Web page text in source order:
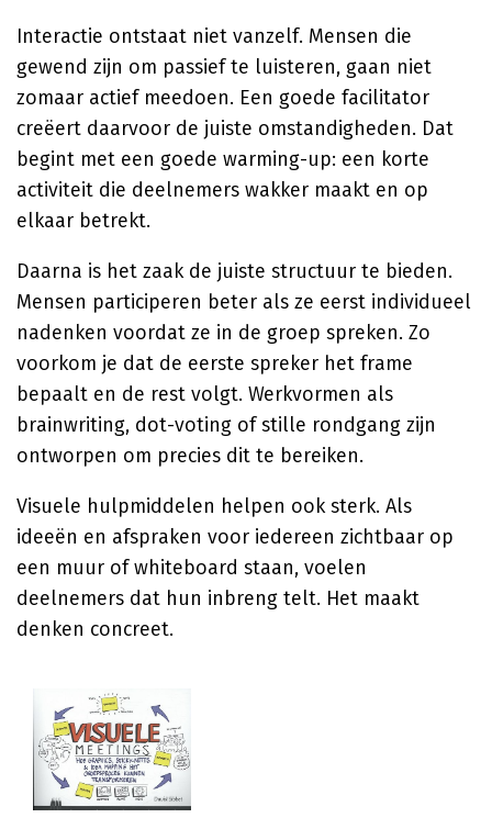
Interactie ontstaat niet vanzelf. Mensen die
gewend zijn om passief te luisteren, gaan niet
zomaar actief meedoen. Een goede facilitator
creëert daarvoor de juiste omstandigheden. Dat
begint met een goede warming-up: een korte
activiteit die deelnemers wakker maakt en op
elkaar betrekt.
Daarna is het zaak de juiste structuur te bieden.
Mensen participeren beter als ze eerst individueel
nadenken voordat ze in de groep spreken. Zo
voorkom je dat de eerste spreker het frame
bepaalt en de rest volgt. Werkvormen als
brainwriting, dot-voting of stille rondgang zijn
ontworpen om precies dit te bereiken.
Visuele hulpmiddelen helpen ook sterk. Als
ideeën en afspraken voor iedereen zichtbaar op
een muur of whiteboard staan, voelen
deelnemers dat hun inbreng telt. Het maakt
denken concreet.